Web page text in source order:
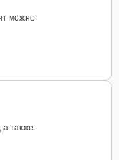
можно
а также